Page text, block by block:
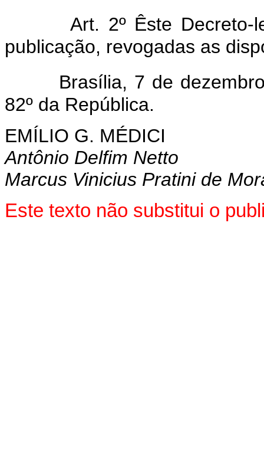
Art. 2º Êste
publicação, revogadas as
Brasília, 7 de
82º da República.
EMÍLIO G. MÉDICI
Antônio Delfim Netto
Marcus Vinicius Pratini de
Este texto não substitui o